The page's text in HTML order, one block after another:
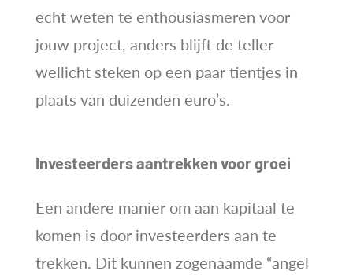
echt weten te enthousiasmeren voor
jouw project, anders blijft de teller
wellicht steken op een paar tientjes in
plaats van duizenden euro’s.
Investeerders aantrekken voor groei
Een andere manier om aan kapitaal te
komen is door investeerders aan te
trekken. Dit kunnen zogenaamde “angel